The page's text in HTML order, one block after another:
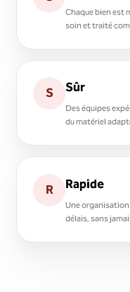
Chaque bien est
soin et traité
S Sûr
Des équipes
du matériel
R Rapide
Une organisation
délais, sans